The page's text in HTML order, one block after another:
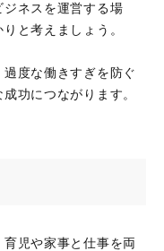
ネスを運営する場
と考えましょう。
度な働きすぎを防ぐ
功につながります。
児や家事と仕事を両